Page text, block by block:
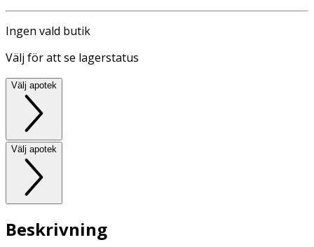
Ingen vald butik
Välj för att se lagerstatus
Välj apotek
Välj apotek
Beskrivning